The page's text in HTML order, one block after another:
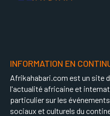
INFORMATION EN
Afrikahabari.com est un site
l'actualité africaine et
particulier sur les
sociaux et culturels du